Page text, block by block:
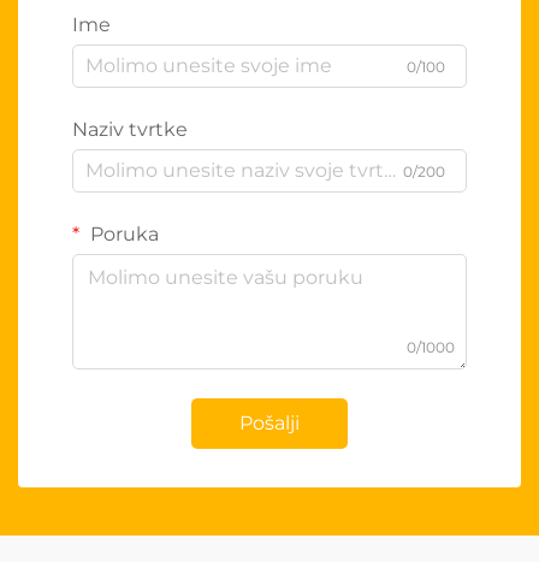
Ime
0/100
Naziv tvrtke
0/200
Poruka
0/1000
Pošalji